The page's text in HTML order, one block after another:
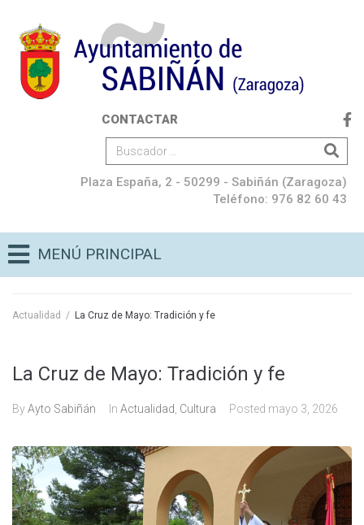
CONTACTAR
Plaza España, 2 - 50299 - Sabiñán (Zaragoza)
Teléfono: 976 82 60 43
MENÚ PRINCIPAL
Actualidad / La Cruz de Mayo: Tradición y fe
La Cruz de Mayo: Tradición y fe
ByAyto Sabiñán In Actualidad Cultura Posted mayo 3, 2026